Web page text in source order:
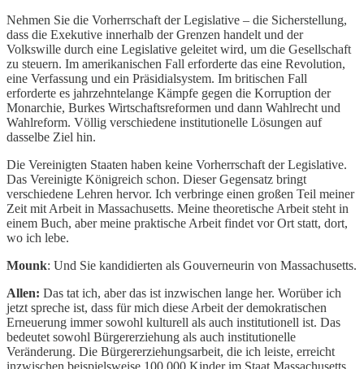
Nehmen Sie die Vorherrschaft der Legislative – die Sicherstellung,
dass die Exekutive innerhalb der Grenzen handelt und der
Volkswille durch eine Legislative geleitet wird, um die Gesellschaft
zu steuern. Im amerikanischen Fall erforderte das eine Revolution,
eine Verfassung und ein Präsidialsystem. Im britischen Fall
erforderte es jahrzehntelange Kämpfe gegen die Korruption der
Monarchie, Burkes Wirtschaftsreformen und dann Wahlrecht und
Wahlreform. Völlig verschiedene institutionelle Lösungen auf
dasselbe Ziel hin.
Die Vereinigten Staaten haben keine Vorherrschaft der Legislative.
Das Vereinigte Königreich schon. Dieser Gegensatz bringt
verschiedene Lehren hervor. Ich verbringe einen großen Teil meiner
Zeit mit Arbeit in Massachusetts. Meine theoretische Arbeit steht in
einem Buch, aber meine praktische Arbeit findet vor Ort statt, dort,
wo ich lebe.
Mounk: Und Sie kandidierten als Gouverneurin von Massachusetts.
Allen: Das tat ich, aber das ist inzwischen lange her. Worüber ich
jetzt spreche ist, dass für mich diese Arbeit der demokratischen
Erneuerung immer sowohl kulturell als auch institutionell ist. Das
bedeutet sowohl Bürgererziehung als auch institutionelle
Veränderung. Die Bürgererziehungsarbeit, die ich leiste, erreicht
inzwischen beispielsweise 100.000 Kinder im Staat Massachusetts.